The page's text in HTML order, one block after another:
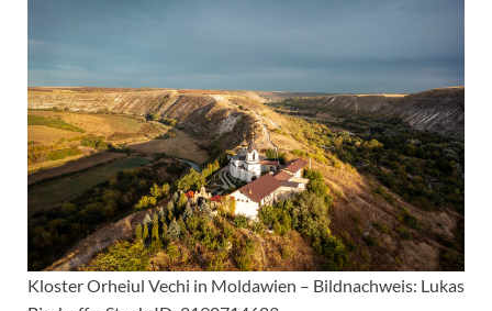
Kloster Orheiul Vechi in Moldawien – Bildnachweis: Lukas